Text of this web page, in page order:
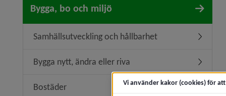
Bygga, bo och miljö
Samhällsutveckling och hållbarhet
Bygga nytt, ändra eller riva
Bostäder Vi använder kakor (cookies) för